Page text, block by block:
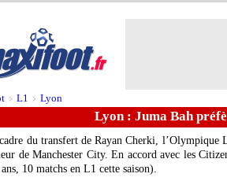
> L1 > Lyon
Lyon : Juma Bah
du transfert de Rayan Cherki, l’Olympique
de Manchester City. En accord avec les
10 matchs en L1 cette saison).